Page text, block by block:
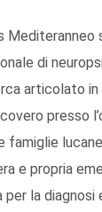
di
articolato
presso
famiglie
e propria
la